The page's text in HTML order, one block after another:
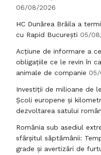
06/08/2026
HC Dunărea Brăila a
cu Rapid București 05/
Acțiune de informare a
obligațiile ce le revin în
animale de companie 05/
Investiții de milioane de
Școli europene și
dezvoltarea satului
România sub asediul
sfârșitul săptămânii:
grade și avertizări de